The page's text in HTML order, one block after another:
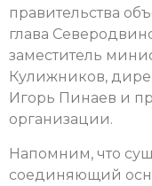
правительства
глава
заместитель
Кулижников,
Игорь Пинаев и
организации.
Напомним, что
соединяющий